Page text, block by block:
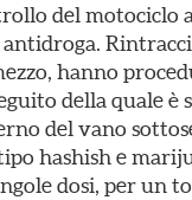
del motociclo
hanno
della quale è
del vano
hashish e
dosi, per un